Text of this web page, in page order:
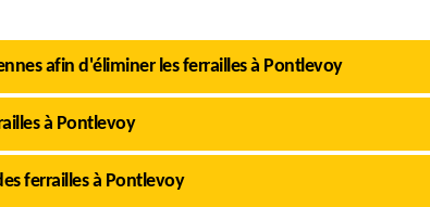
afin d'éliminer les ferrailles à Pontlevoy
à Pontlevoy
ferrailles à Pontlevoy